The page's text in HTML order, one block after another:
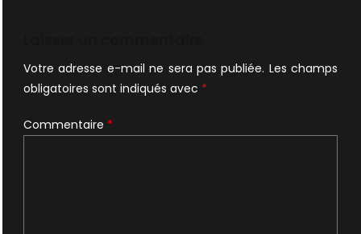
Votre adresse e-mail ne sera pas publiée. Les champs
obligatoires sont indiqués avec *
Commentaire *